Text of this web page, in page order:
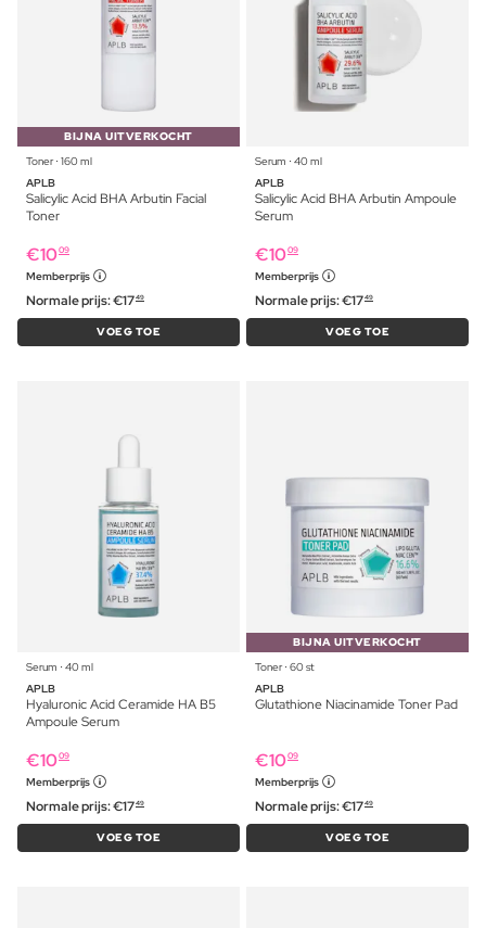
BIJNA UITVERKOCHT
Toner ⋅ 160 ml
APLB
Salicylic Acid BHA Arbutin Facial
Toner
€1009
Memberprijs
Normale prijs:€1749
VOEG TOE
Serum ⋅ 40 ml
APLB
Salicylic Acid BHA Arbutin Ampoule
Serum
€1009
Memberprijs
Normale prijs:€1749
VOEG TOE
Serum ⋅ 40 ml
APLB
Hyaluronic Acid Ceramide HA B5
Ampoule Serum
€1009
Memberprijs
Normale prijs:€1749
VOEG TOE
BIJNA UITVERKOCHT
Toner ⋅ 60 st
APLB
Glutathione Niacinamide Toner Pad
€1009
Memberprijs
Normale prijs:€1749
VOEG TOE